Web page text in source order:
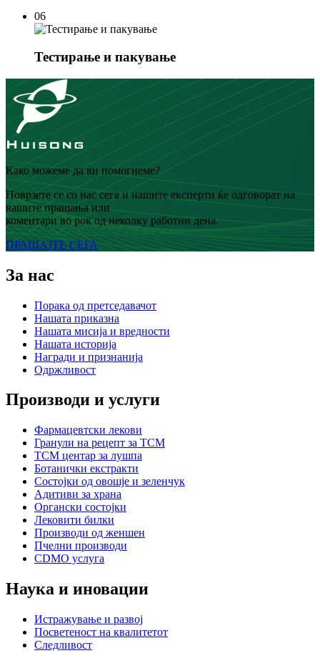
06
Тестирање и пакување
Како можеме да ви помогнеме?
Поврзете се со нас сега и нашите експерти ќе одговорат на
вашите прашања или
коментари во рок од неколку работни дена.
ПРАШАЈТЕ СЕГА
За нас
Порака од претседавачот
Нашата приказна
Нашата мисија и вредности
Нашата историја
Награди и признанија
Одржливост
Производи и услуги
Фармацевтски лекови
Гранули на рецепт за TCM
TCM центар за лушпа
Ботанички екстракти
Состојки од овошје и зеленчук
Адитиви за храна
Органски состојки
Лековити билки
Производи од женшен
Пчелни производи
CDMO услуга
Наука и иновации
Истражување и развој
Посветеност на квалитетот
Следливост